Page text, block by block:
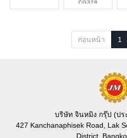
CG328
ก่อนหน้า 1
บริษัท จินหมิง กรุ๊ป (ปร
427 Kanchanaphisek Road, Lak
District,